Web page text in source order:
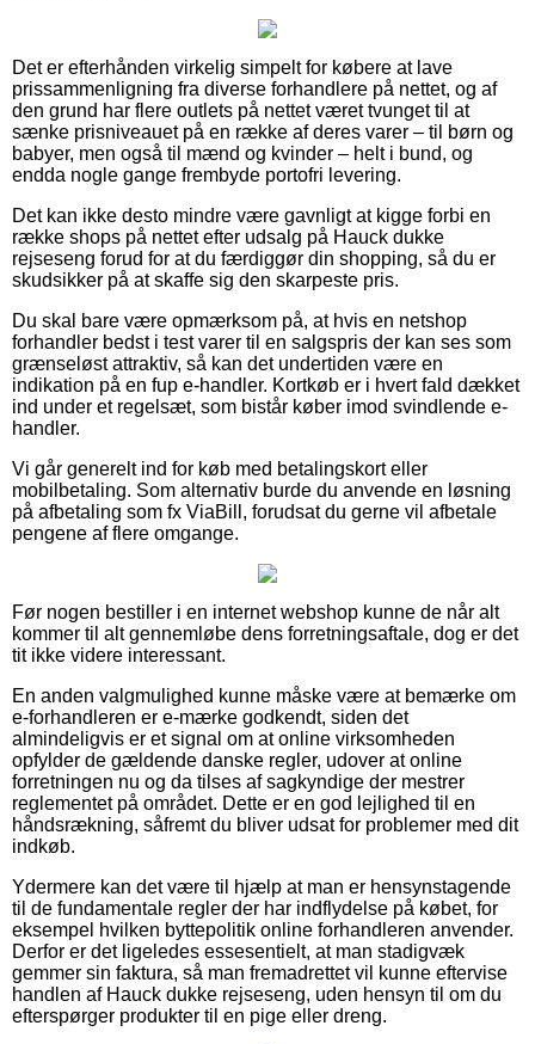
Det er efterhånden virkelig simpelt for købere at lave
prissammenligning fra diverse forhandlere på nettet, og af
den grund har flere outlets på nettet været tvunget til at
sænke prisniveauet på en række af deres varer – til børn og
babyer, men også til mænd og kvinder – helt i bund, og
endda nogle gange frembyde portofri levering.
Det kan ikke desto mindre være gavnligt at kigge forbi en
række shops på nettet efter udsalg på Hauck dukke
rejseseng forud for at du færdiggør din shopping, så du er
skudsikker på at skaffe sig den skarpeste pris.
Du skal bare være opmærksom på, at hvis en netshop
forhandler bedst i test varer til en salgspris der kan ses som
grænseløst attraktiv, så kan det undertiden være en
indikation på en fup e-handler. Kortkøb er i hvert fald dækket
ind under et regelsæt, som bistår køber imod svindlende e-
handler.
Vi går generelt ind for køb med betalingskort eller
mobilbetaling. Som alternativ burde du anvende en løsning
på afbetaling som fx ViaBill, forudsat du gerne vil afbetale
pengene af flere omgange.
Før nogen bestiller i en internet webshop kunne de når alt
kommer til alt gennemløbe dens forretningsaftale, dog er det
tit ikke videre interessant.
En anden valgmulighed kunne måske være at bemærke om
e-forhandleren er e-mærke godkendt, siden det
almindeligvis er et signal om at online virksomheden
opfylder de gældende danske regler, udover at online
forretningen nu og da tilses af sagkyndige der mestrer
reglementet på området. Dette er en god lejlighed til en
håndsrækning, såfremt du bliver udsat for problemer med dit
indkøb.
Ydermere kan det være til hjælp at man er hensynstagende
til de fundamentale regler der har indflydelse på købet, for
eksempel hvilken byttepolitik online forhandleren anvender.
Derfor er det ligeledes essesentielt, at man stadigvæk
gemmer sin faktura, så man fremadrettet vil kunne eftervise
handlen af Hauck dukke rejseseng, uden hensyn til om du
efterspørger produkter til en pige eller dreng.